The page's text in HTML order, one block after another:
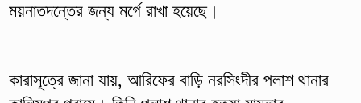
ময়নাতদন্তের জন্য মর্গে রাখা হয়েছে।
কারাসূত্রে জানা যায়, আরিফের বাড়ি নরসিংদীর পলাশ থানার